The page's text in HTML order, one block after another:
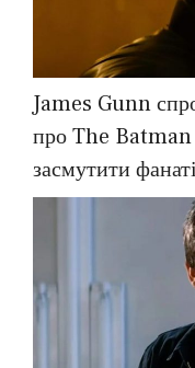
James Gunn
про The
засмутити